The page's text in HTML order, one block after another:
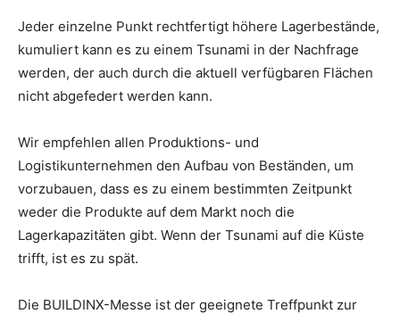
Jeder einzelne Punkt rechtfertigt höhere Lagerbestände,
kumuliert kann es zu einem Tsunami in der Nachfrage
werden, der auch durch die aktuell verfügbaren Flächen
nicht abgefedert werden kann.
Wir empfehlen allen Produktions- und
Logistikunternehmen den Aufbau von Beständen, um
vorzubauen, dass es zu einem bestimmten Zeitpunkt
weder die Produkte auf dem Markt noch die
Lagerkapazitäten gibt. Wenn der Tsunami auf die Küste
trifft, ist es zu spät.
Die BUILDINX-Messe ist der geeignete Treffpunkt zur